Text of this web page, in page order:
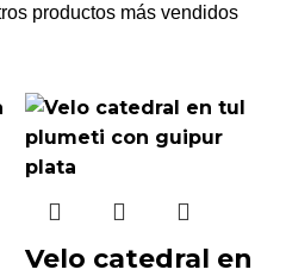
productos más vendidos
Velo catedral en